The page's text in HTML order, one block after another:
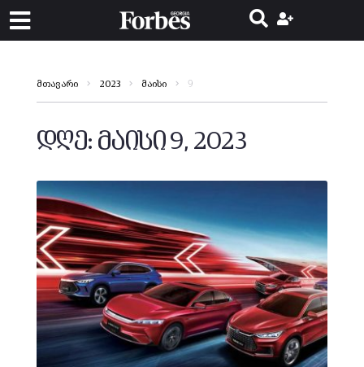
მთავარი 2023 მაისი 9
დღე: მაისი 9, 2023